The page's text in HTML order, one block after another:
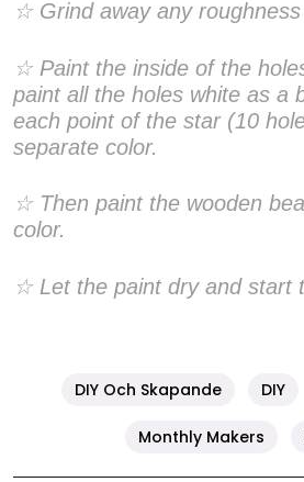
☆ Grind away any
☆ Paint the inside of the
paint all the holes white as a
each point of the star (10
separate color.
☆ Then paint the wooden
color.
☆ Let the paint dry and start
DIY Och Skapande DIY
Monthly Makers